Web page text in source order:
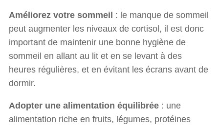
Améliorez votre sommeil : le manque de sommeil
peut augmenter les niveaux de cortisol, il est donc
important de maintenir une bonne hygiène de
sommeil en allant au lit et en se levant à des
heures régulières, et en évitant les écrans avant de
dormir.
Adopter une alimentation équilibrée: une
alimentation riche en fruits, légumes, protéines